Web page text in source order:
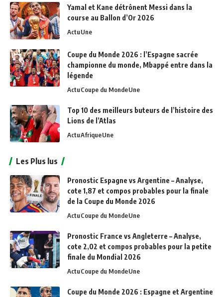
Yamal et Kane détrônent Messi dans la
course au Ballon d’Or 2026
ActuUne
Coupe du Monde 2026 : l’Espagne sacrée
championne du monde, Mbappé entre dans la
légende
ActuCoupe du MondeUne
Top 10 des meilleurs buteurs de l’histoire des
Lions de l’Atlas
ActuAfriqueUne
Les Plus lus
Pronostic Espagne vs Argentine – Analyse,
cote 1,87 et compos probables pour la finale
de la Coupe du Monde 2026
ActuCoupe du MondeUne
Pronostic France vs Angleterre – Analyse,
cote 2,02 et compos probables pour la petite
finale du Mondial 2026
ActuCoupe du MondeUne
Coupe du Monde 2026 : Espagne et Argentine